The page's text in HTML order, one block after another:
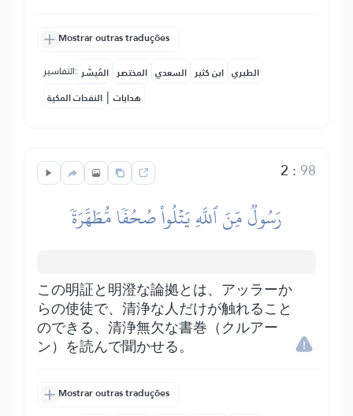
Mostrar outras traduções
التفاسير: المُيسَّر المختصر السعدي ابن كثير الطبري
النفحات المكية | هدايات
2 :98
رَسُولٞ مِّنَ ٱللَّهِ يَتۡلُواْ صُحُفٗا مُّطَهَّرَةٗ
この明証と明澄な論拠とは、アッラーか
らの使徒で、清浄な人だけが触れること
のできる、清浄無欠な書巻（クルアー
ン）を読んで聞かせる。
Mostrar outras traduções